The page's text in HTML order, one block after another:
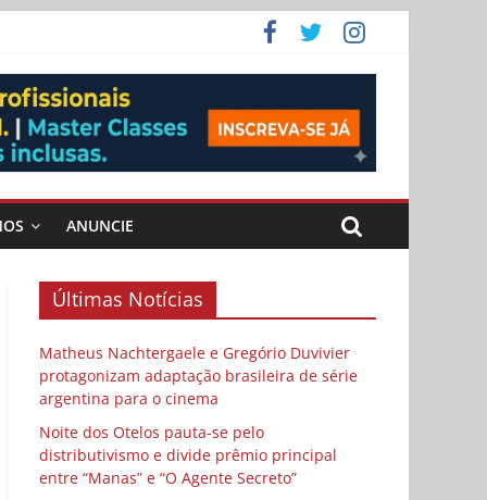
vida
Cybulski
ANUNCIE
Últimas Notícias
Matheus Nachtergaele e Gregório Duvivier
protagonizam adaptação brasileira de série
argentina para o cinema
Noite dos Otelos pauta-se pelo
distributivismo e divide prêmio principal
entre “Manas” e “O Agente Secreto”